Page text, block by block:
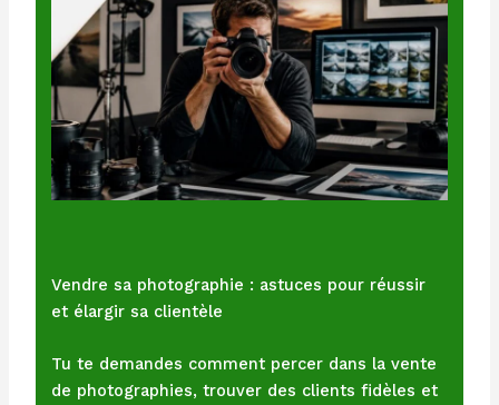
Vendre sa photographie : astuces pour réussir
et élargir sa clientèle
Tu te demandes comment percer dans la vente
de photographies, trouver des clients fidèles et